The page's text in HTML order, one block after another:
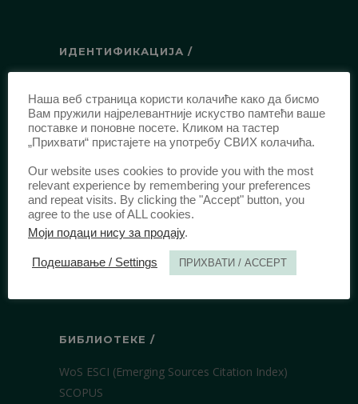
ИДЕНТИФИКАЦИЈА /
еISSN: 2406-2693(Онлајн издање)
DOI:10.51204/Anali_PFBU_1906
ИЗДАВАЧ /
Правни факултет Универзитета у
Београду
Булевар краља Александра 67
11000 Београд
БИБЛИОТЕКЕ /
WoS ESCI (Emerging Sources Citation Index)
SCOPUS
Наша веб страница користи колачиће како да бисмо
Вам пружили најрелевантније искуство памтећи ваше
поставке и поновне посете. Кликом на тастер
„Прихвати“ пристајете на употребу СВИХ колачића.
Our website uses cookies to provide you with the most
relevant experience by remembering your preferences
and repeat visits. By clicking the "Accept" button, you
agree to the use of ALL cookies.
Моји подаци нису за продају.
Подешавање / Settings ПРИХВАТИ / ACCEPT